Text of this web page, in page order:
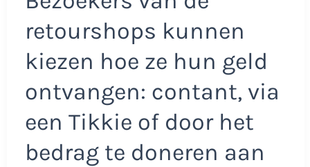
retourshops kunnen
kiezen hoe ze hun geld
ontvangen: contant, via
een Tikkie of door het
bedrag te doneren aan